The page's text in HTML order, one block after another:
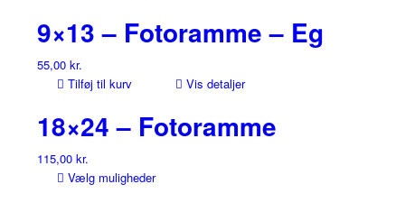
vælges
på
har
flere
Mulighederne
vælges
på
9×13 – Fotoramme – Eg
55,00 kr.
Tilføj til kurv
Vis detaljer
18×24 – Fotoramme
115,00 kr.
Vælg muligheder